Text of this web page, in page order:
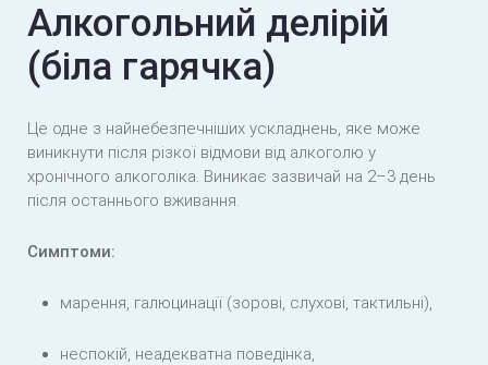
Алкогольний делірій
(біла гарячка)
Це одне з найнебезпечніших ускладнень, яке може
виникнути після різкої відмови від алкоголю у
хронічного алкоголіка. Виникає зазвичай на 2–3 день
після останнього вживання.
Симптоми:
марення, галюцинації (зорові, слухові, тактильні),
неспокій, неадекватна поведінка,